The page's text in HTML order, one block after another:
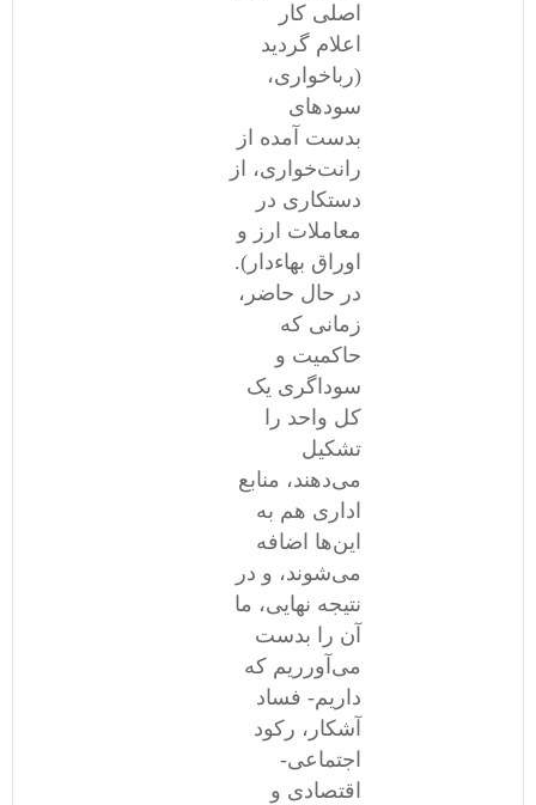
اصلی کار
اعلام گردید
(رباخواری،
سودهای
بدست آمده از
رانت‌خواری، از
دستکاری در
معاملات ارز و
اوراق بهاءدار).
در حال حاضر،
زمانی که
حاکمیت و
سوداگری یک
کل واحد را
تشکیل
می‌دهند، منابع
اداری هم به
این‌ها اضافه
می‌شوند، و در
نتیجه نهایی، ما
آن را بدست
می‌آورریم که
داریم- فساد
آشکار، رکود
اجتماعی-
اقتصادی و